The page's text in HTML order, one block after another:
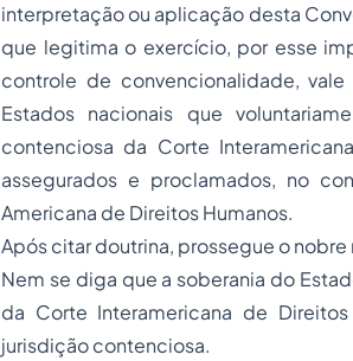
interpretação ou aplicação desta
que legitima o exercício, por esse
controle de convencionalidade,
Estados nacionais que
contenciosa da Corte
assegurados e proclamados, no
Americana de Direitos Humanos.
Após citar doutrina, prossegue o nobre
Nem se diga que a soberania do
da Corte Interamericana de
jurisdição contenciosa.